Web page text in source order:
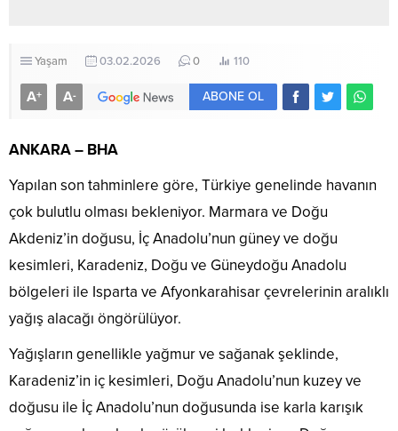
Yaşam 03.02.2026 0 110
A+ A- ABONE OL
ANKARA – BHA
Yapılan son tahminlere göre, Türkiye genelinde havanın
çok bulutlu olması bekleniyor. Marmara ve Doğu
Akdeniz’in doğusu, İç Anadolu’nun güney ve doğu
kesimleri, Karadeniz, Doğu ve Güneydoğu Anadolu
bölgeleri ile Isparta ve Afyonkarahisar çevrelerinin aralıklı
yağış alacağı öngörülüyor.
Yağışların genellikle yağmur ve sağanak şeklinde,
Karadeniz’in iç kesimleri, Doğu Anadolu’nun kuzey ve
doğusu ile İç Anadolu’nun doğusunda ise karla karışık